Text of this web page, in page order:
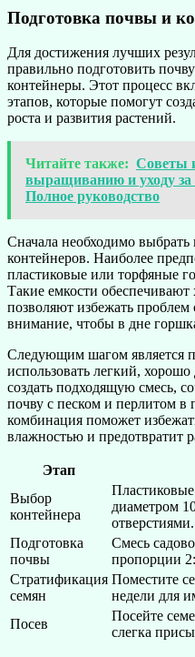
Подготовка почвы и
Для достижения лучших
правильно подготовить
контейнеры. Этот процесс
этапов, которые помогут
роста и развития растений.
Читайте также: Советы
выращиванию и уходу
Полное руководство
Сначала необходимо
контейнеров. Наиболее
пластиковые или торфяные
Такие емкости
позволяют избежать
внимание, чтобы в дне
Следующим шагом является
использовать легкий,
создать подходящую смесь,
почву с песком и перлитом в
комбинация поможет
влажностью и предотвратит
Этап
Выбор
контейнера
диаметром
отверстиями.
Подготовка
почвы
Смесь
пропорции
Стратификация
семян
Поместите
недели для
Посев
Посейте
слегка